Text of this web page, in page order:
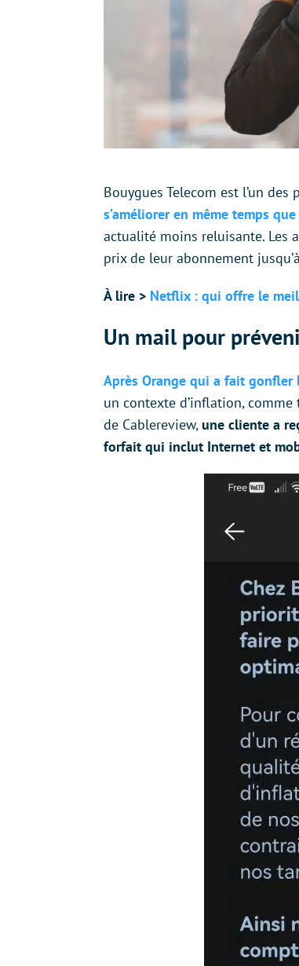
Bouygues Telecom est l’un
s’améliorer en même temps
actualité moins reluisante. Les
prix de leur abonnement
À lire > Netflix : qui offre le
Un mail pour
Après Orange qui a fait gonfler
un contexte d’inflation,
de Cablereview, une cliente a
forfait qui inclut Internet et